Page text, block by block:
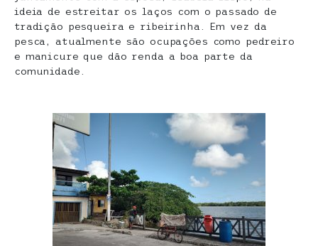
ideia de estreitar os laços com o passado de
tradição pesqueira e ribeirinha. Em vez da
pesca, atualmente são ocupações como pedreiro
e manicure que dão renda a boa parte da
comunidade.